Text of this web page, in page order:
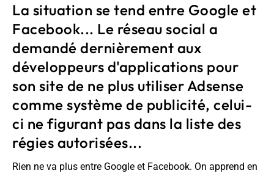
La situation se tend entre Google et
Facebook... Le réseau social a
demandé dernièrement aux
développeurs d'applications pour
son site de ne plus utiliser Adsense
comme système de publicité, celui-
ci ne figurant pas dans la liste des
régies autorisées...
Rien ne va plus entre Google et Facebook. On apprend en